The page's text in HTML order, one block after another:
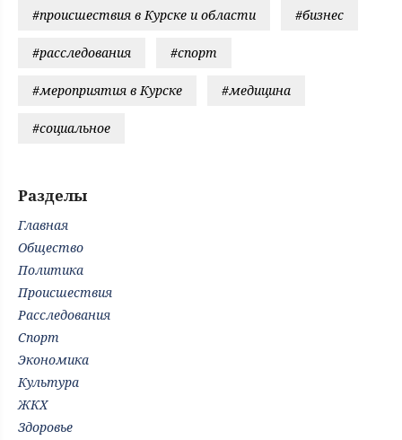
#происшествия в Курске и области #бизнес
#расследования #спорт
#мероприятия в Курске #медицина
#социальное
Разделы
Главная
Общество
Политика
Происшествия
Расследования
Спорт
Экономика
Культура
ЖКХ
Здоровье